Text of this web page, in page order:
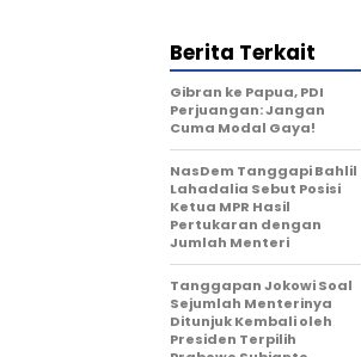
Berita Terkait
Gibran ke Papua, PDI
Perjuangan: Jangan
Cuma Modal Gaya!
NasDem Tanggapi Bahlil
Lahadalia Sebut Posisi
Ketua MPR Hasil
Pertukaran dengan
Jumlah Menteri
Tanggapan Jokowi Soal
Sejumlah Menterinya
Ditunjuk Kembali oleh
Presiden Terpilih